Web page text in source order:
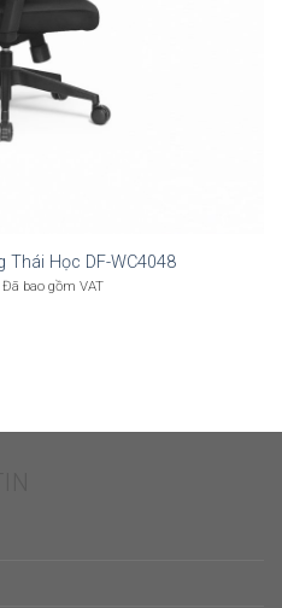
Thái Học DF-WC4048
Đã bao gồm VAT